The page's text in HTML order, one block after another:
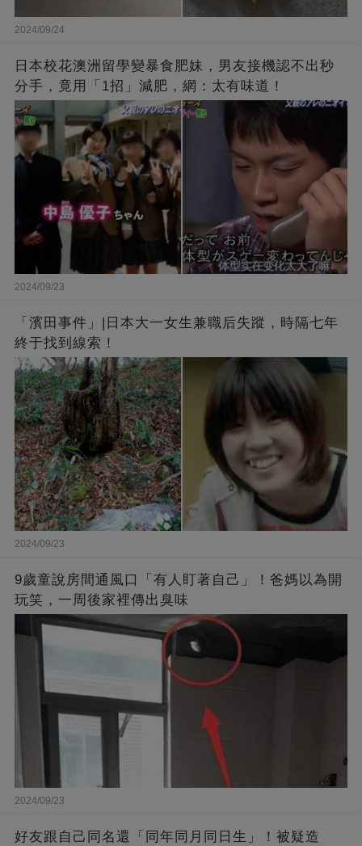
2024/09/24
日本校花澳洲留學變暴食肥妹，男友接機認不出秒
分手，竟用「1招」減肥，網：太有味道！
2024/09/23
「濱田事件」|日本大一女生兼職后失蹤，時隔七年
終于找到線索！
2024/09/23
9歲童說房間通風口「有人盯著自己」！爸媽以為開
玩笑，一周後家裡傳出臭味
2024/09/23
好友跟自己同名還「同年同月同日生」！被疑造